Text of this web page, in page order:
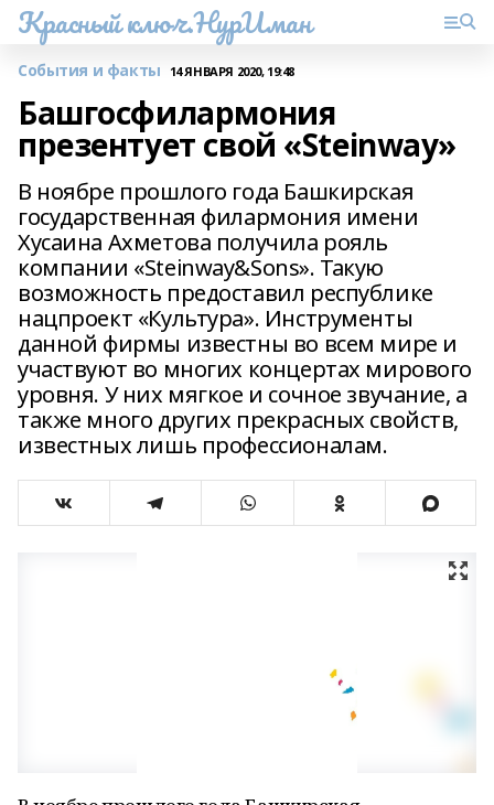
Красный ключ.НурИман
События и факты 14 ЯНВАРЯ 2020, 19:48
Башгосфилармония
презентует свой «Steinway»
В ноябре прошлого года Башкирская
государственная филармония имени
Хусаина Ахметова получила рояль
компании «Steinway&Sons». Такую
возможность предоставил республике
нацпроект «Культура». Инструменты
данной фирмы известны во всем мире и
участвуют во многих концертах мирового
уровня. У них мягкое и сочное звучание, а
также много других прекрасных свойств,
известных лишь профессионалам.